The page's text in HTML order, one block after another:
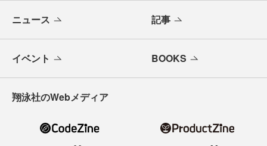
ニュース 記事
イベント BOOKS
翔泳社のWebメディア